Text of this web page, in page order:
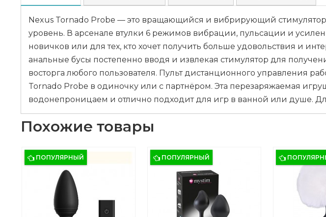
Nexus Tornado Probe — это вращающийся и вибрирующий
уровень. В арсенале втулки 6 режимов вибрации, пульсации и
новичков или для тех, кто хочет получить больше удовольствия и
анальные бусы постепенно вводя и извлекая стимулятор для
восторга любого пользователя. Пульт дистанционного управления
Tornado Probe в одиночку или с партнёром. Эта перезаряжаемая
водонепроницаем и отлично подходит для игр в ванной или душе.
Похожие товары
ПОПУЛЯРНЫЙ ПОПУЛЯРНЫЙ